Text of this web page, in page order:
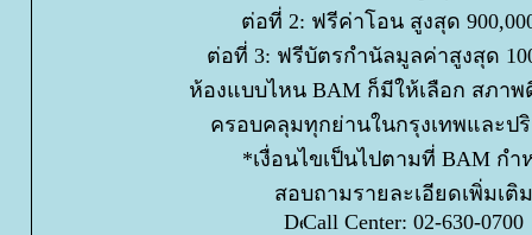
ต่อที่ 2: ฟรีค่าโอน สูงสุด
ต่อที่ 3: ฟรีบัตรกำนัลมูลค่าสูงสุด
ห้องแบบไหน BAM ก็มีให้เลือก สภา
ครอบคลุมทุกย่านในกรุงเทพและ
*เงื่อนไขเป็นไปตามที่ BAM กำ
สอบถามรายละเอียดเพิ่มเติม
Call Center: 02-630-0700